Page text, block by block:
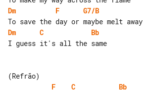
Dm
F
G7/B
Dm
C
Bb
I guess it's all the same
F
C
Bb